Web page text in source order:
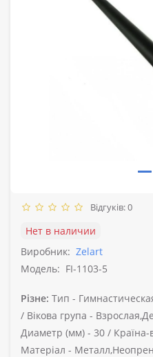
Відгуків: 0
Нет в наличии
Виробник: Zelart
Модель: FI-1103-5
Різне: Тип -
/ Вікова група -
Диаметр (мм) - 30 /
Матеріал -